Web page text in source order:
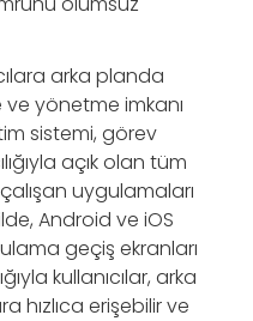
arka planda
yönetme imkanı
sistemi, görev
açık olan tüm
uygulamaları
Android ve iOS
geçiş ekranları
kullanıcılar, arka
hızlıca erişebilir ve